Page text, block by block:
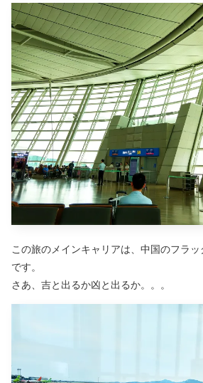
この旅のメインキャリアは、中国のフラ
です。
さあ、吉と出るか凶と出るか。。。